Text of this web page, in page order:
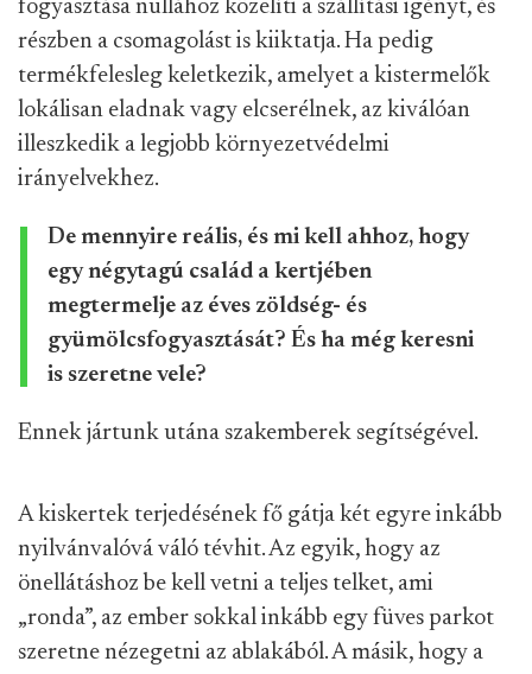
fogyasztása nullához közelíti a szállítási igényt, és
részben a csomagolást is kiiktatja. Ha pedig
termékfelesleg keletkezik, amelyet a kistermelők
lokálisan eladnak vagy elcserélnek, az kiválóan
illeszkedik a legjobb környezetvédelmi
irányelvekhez.
De mennyire reális, és mi kell ahhoz, hogy
egy négytagú család a kertjében
megtermelje az éves zöldség- és
gyümölcsfogyasztását? És ha még keresni
is szeretne vele?
Ennek jártunk utána szakemberek segítségével.
A kiskertek terjedésének fő gátja két egyre inkább
nyilvánvalóvá váló tévhit. Az egyik, hogy az
önellátáshoz be kell vetni a teljes telket, ami
„ronda”, az ember sokkal inkább egy füves parkot
szeretne nézegetni az ablakából. A másik, hogy a